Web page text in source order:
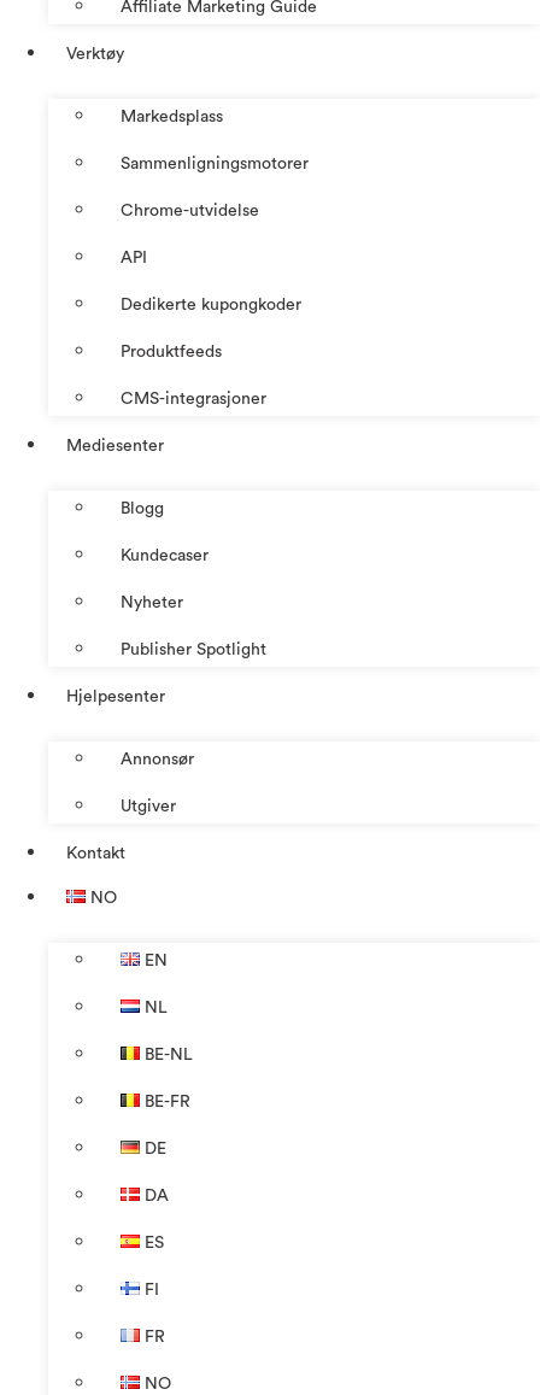
Affiliate Marketing Guide
Verktøy
Markedsplass
Sammenligningsmotorer
Chrome-utvidelse
API
Dedikerte kupongkoder
Produktfeeds
CMS-integrasjoner
Mediesenter
Blogg
Kundecaser
Nyheter
Publisher Spotlight
Hjelpesenter
Annonsør
Utgiver
Kontakt
NO
EN
NL
BE-NL
BE-FR
DE
DA
ES
FI
FR
NO